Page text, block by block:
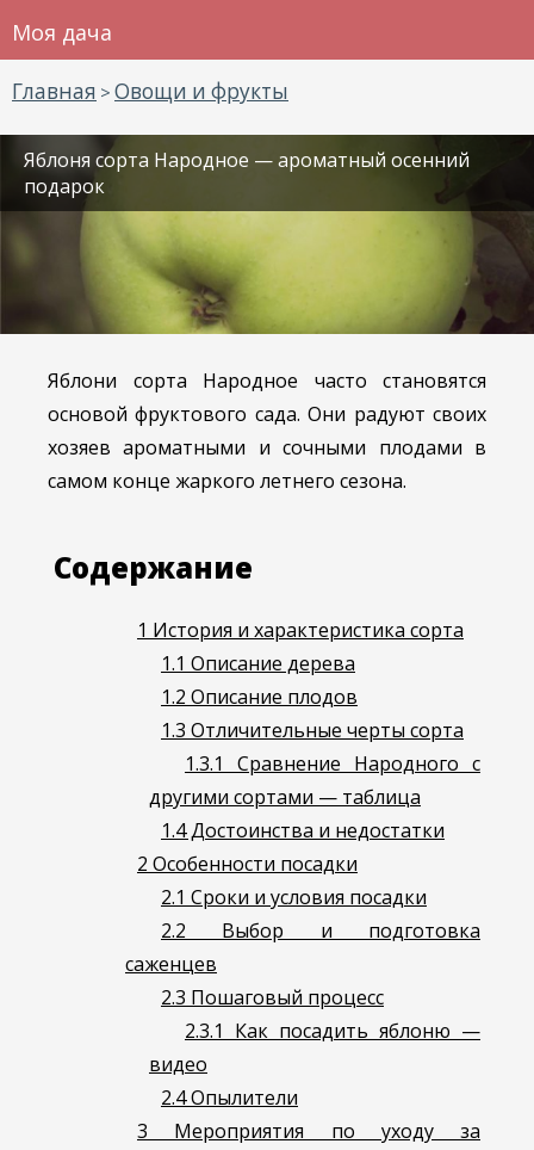
Моя дача
Главная > Овощи и фрукты
Яблоня сорта Народное — ароматный осенний
подарок
Яблони сорта Народное часто становятся
основой фруктового сада. Они радуют своих
хозяев ароматными и сочными плодами в
самом конце жаркого летнего сезона.
Содержание
1 История и характеристика сорта
1.1 Описание дерева
1.2 Описание плодов
1.3 Отличительные черты сорта
1.3.1
Сравнение Народного с
другими сортами — таблица
1.4Достоинства и недостатки
2 Особенности посадки
2.1 Сроки и условия посадки
2.2 Выбор и подготовка
саженцев
2.3 Пошаговый процесс
2.3.1 Как посадить яблоню —
видео
2.4Опылители
3 Мероприятия по уходу за